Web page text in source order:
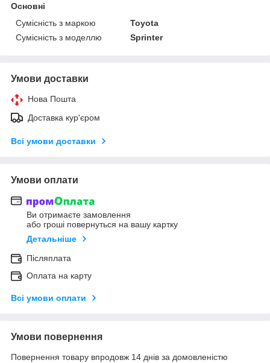
Основні
Сумісність з маркою
Toyota
Сумісність з моделлю
Sprinter
Умови доставки
Нова Пошта
Доставка кур'єром
Всі умови доставки
Умови оплати
Ви отримаєте замовлення
або гроші повернуться на вашу картку
Детальніше
Післяплата
Оплата на карту
Всі умови оплати
Умови повернення
Повернення товару впродовж 14 днів за домовленістю